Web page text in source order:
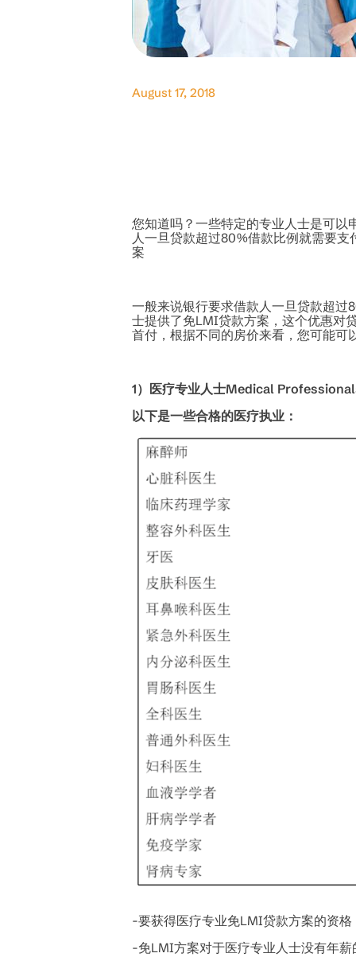
August 17, 2018
您知道吗？一些特定的专业人士是可
人一旦贷款超过80%借款比例就需要
案
一般来说银行要求借款人一旦贷款超
士提供了免LMI贷款方案，这个优惠对
首付，根据不同的房价来看，您可能可
1）医疗专业人士Medical
以下是一些合格的医疗执业：
-要获得医疗专业免LMI贷款方案的资
-免LMI方案对于医疗专业人士没有年薪